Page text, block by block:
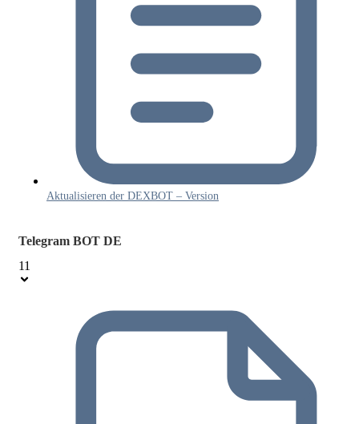
Aktualisieren der DEXBOT – Version
Telegram BOT DE
11